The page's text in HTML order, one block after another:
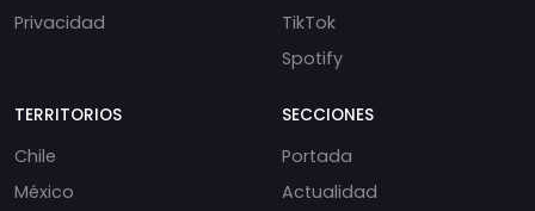
Privacidad
TikTok
Spotify
TERRITORIOS
Chile
México
SECCIONES
Portada
Actualidad